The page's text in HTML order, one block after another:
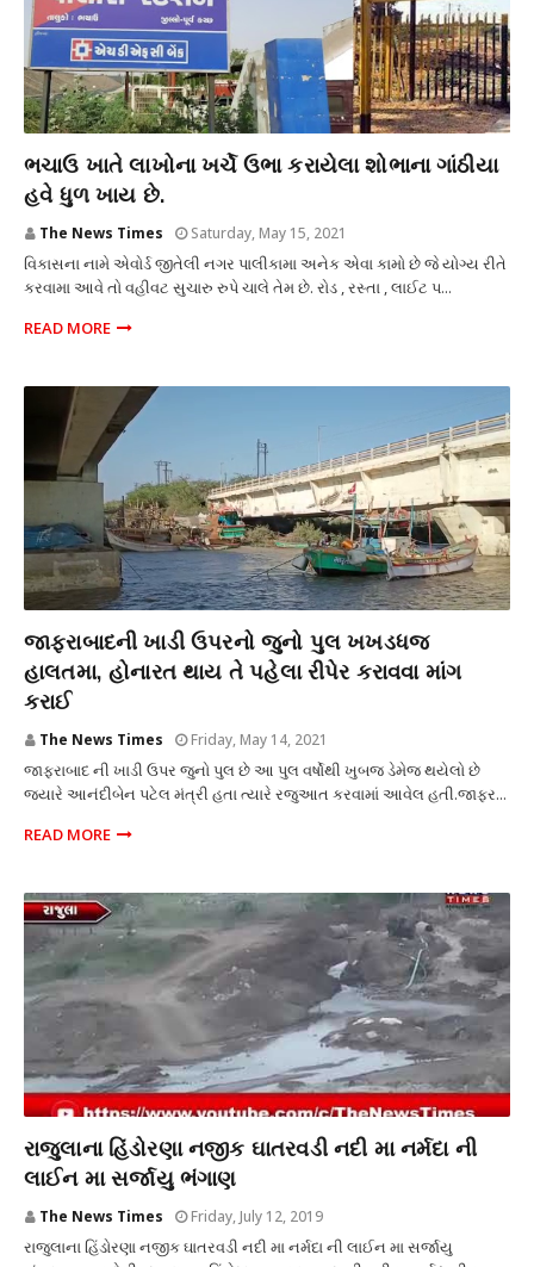
ભચાઉ ખાતે લાખોના ખર્ચે ઉભા કરાયેલા શોભાના ગાંઠીયા
હવે ધુળ ખાય છે.
The News Times Saturday, May 15, 2021
વિકાસના નામે એવોર્ડ જીતેલી નગર પાલીકામા અનેક એવા કામો છે જે યોગ્ય રીતે
કરવામા આવે તો વહીવટ સુચારુ રુપે ચાલે તેમ છે. રોડ , રસ્તા , લાઈટ પ...
READ MORE
જાફરાબાદની ખાડી ઉપરનો જુનો પુલ ખખડધજ
હાલતમા, હોનારત થાય તે પહેલા રીપેર કરાવવા માંગ
કરાઈ
The News Times Friday, May 14, 2021
જાફરાબાદ ની ખાડી ઉપર જુનો પુલ છે આ પુલ વર્ષોથી ખુબજ ડેમેજ થયેલો છે
જ્યારે આનંદીબેન પટેલ મંત્રી હતા ત્યારે રજુઆત કરવામાં આવેલ હતી.જાફર...
READ MORE
રાજુલાના હિંડોરણા નજીક ઘાતરવડી નદી મા નર્મદા ની
લાઈન મા સર્જાયુ ભંગાણ
The News Times Friday, July 12, 2019
રાજુલાના હિંડોરણા નજીક ઘાતરવડી નદી મા નર્મદા ની લાઈન મા સર્જાયુ